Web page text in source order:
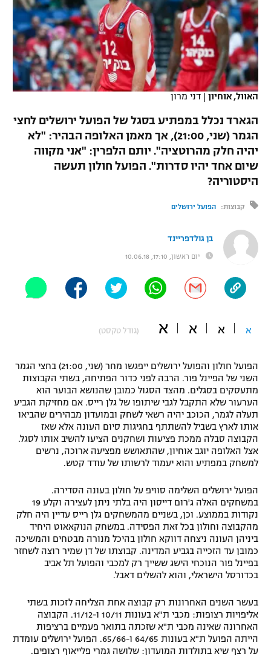
VOD
רץ ברשת
תוצאות
לוח שידורים
ברחבה
"מעל הליגה" – פודקאסט
"מחצית בשכונה" – פודקאסט
משתתפים וזוכים בפרסים
תקנון משתתפים וזוכים בפרסים
תקנון עבור פעילות אלקטרה
תקנון עבור פעילות ספורט 1 – "מרלן"
טניס
גיימינג E-Sports
תנאי שימוש
מדיניות פרטיות
תקנון פעילות ספורט 1
רשיון להקרנה פומבית לבית עסק
לוח דרושים – ג'ובנט
תגיות
נבחרת ישראל
מכבי חיפה
בית"ר ירושלים
מכבי תל אביב
הפועל תל אביב
הפועל חיפה
בני יהודה
ליגה ספרדית
ליגה איטלקית
ליגה צרפתית
ליגה הולנדית
ליגה טורקית
ליגה סינית
ליגה ברזילאית
ליגות נוספות
כדורסל נשים
מכבי תל אביב
הפועל חולון
הפועל ירושלים
דני אבדיה
יורוליג
יורוקאפ
טניס
כדוריד
כדורעף
שחייה
ג'ודו
אגרוף
ספורט אולימפי
UFC
אופניים
ספורט מוטורי
פוטבול אמריקאי NFL
בייסבול MLB
ספורט אתגרי ואקסטרים
גיימינג E-Sports
האוול, אוחיון | דני מרון
הגארד נכלל במפתיע בסגל של הפועל ירושלים לחצי
הגמר (שני, 21:00), אך מאמן האלופה הבהיר: "לא
יהיה חלק מהרוטציה". יותם הלפרין: "אני מקווה
שיום אחד יהיו סדרות". הפועל חולון תעשה
היסטוריה?
קבוצות: הפועל ירושלים
בן גולדפריינד
יום ראשון, 17:10, 10.06.18
א א א א (גודל טקסט)
הפועל חולון והפועל ירושלים ייפגשו מחר (שני, 21:00) בחצי הגמר
השני של הפיינל פור. הרבה לפני כדור הפתיחה, בשתי הקבוצות
מתעסקים בסגלים. מהצד הסגול כמובן שהנושא הבוער הוא
הערעור שלא התקבל לגבי שיתופו של גלן רייס. אם מחזיקת הגביע
תעלה לגמר, הכוכב יהיה רשאי לשחק ובמועדון מבהירים שהביאו
אותו לארץ בשביל להשתתף בחגיגות סיום העונה אלא שאז
הקבוצה סבלה ממכת פציעות ושחקנים הציעו להשיב אותו לסגל.
אצל האלופה יוגב אוחיון, שהתאושש מפציעה ארוכה, נרשים
למשחק במפתיע והוא יעמוד לרשותו של עודד קטש.
הפועל ירושלים השלימה סוויפ על חולון בעונה הסדירה.
במשחקים האלה ג'רום דייסון היה בלתי ניתן לעצירה וקלע 19
נקודות בממוצע. וכן, בשניים מהמשחקים גלן רייס עדיין היה חלק
מהקבוצה וחולון בכל זאת הפסידה. במשחק הנוקאאוט היחיד
ביניהן העונה ניצחה דווקא חולון בהיכל מנורה מבטחים והמשיכה
כמובן עד הזכייה בגביע המדינה. קבוצתו של דן שמיר רוצה לשחזר
בפיינל פור הנוכחי הישג ששייך רק למכבי והפועל תל אביב
בכדורסל הישראלי, והוא להשלים דאבל.
בעשר השנים האחרונות רק קבוצה אחת הצליחה לזכות בשתי
אליפויות רצופות: מכבי ת"א בעונות 10/11 ו-11/12. הקבוצה
האחרונה שאינה מכבי ת"א שזכתה בתואר פעמיים ברציפות
הייתה הפועל ת"א בעונות 64/65 ו-65/66. הפועל ירושלים עומדת
על רצף שיא בתולדות המועדון: שלושה גמרי פלייאוף רצופים.